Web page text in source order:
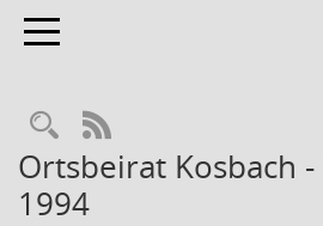
Toggle navigation
Rechercheauswahl
RSS-Feed
Ortsbeirat Kosbach
1994